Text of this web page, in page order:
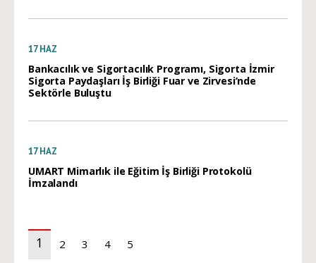
17 HAZ
Bankacılık ve Sigortacılık Programı, Sigorta İzmir
Sigorta Paydaşları İş Birliği Fuar ve Zirvesi’nde
Sektörle Buluştu
17 HAZ
UMART Mimarlık ile Eğitim İş Birliği Protokolü
İmzalandı
1
2 3 4 5